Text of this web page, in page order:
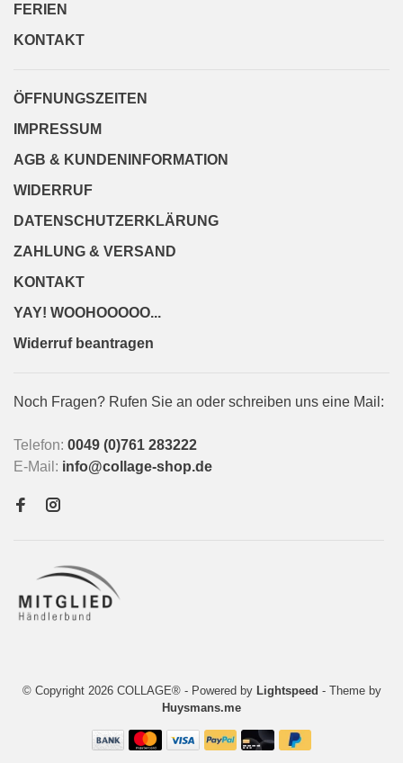
FERIEN
KONTAKT
ÖFFNUNGSZEITEN
IMPRESSUM
AGB & KUNDENINFORMATION
WIDERRUF
DATENSCHUTZERKLÄRUNG
ZAHLUNG & VERSAND
KONTAKT
YAY! WOOHOOOOO...
Widerruf beantragen
Noch Fragen? Rufen Sie an oder schreiben uns eine Mail:
Telefon: 0049 (0)761 283222
E-Mail: info@collage-shop.de
© Copyright 2026 COLLAGE® - Powered by Lightspeed - Theme by
Huysmans.me